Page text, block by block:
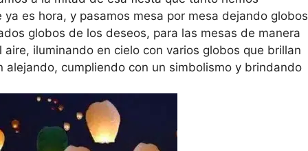
es hora, y pasamos mesa por mesa dejando globos
globos de los deseos, para las mesas de manera
iluminando en cielo con varios globos que brillan
alejando, cumpliendo con un simbolismo y brindando